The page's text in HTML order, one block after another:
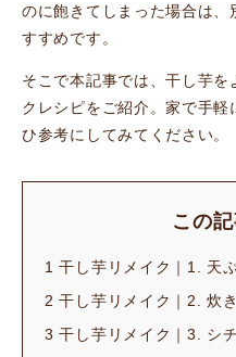
のに飽きてしまった場合は
すすめです。
そこで本記事では、干し芋
クレシピをご紹介。家で手
ひ参考にしてみてください。
この
1 干し芋リメイク｜1. 天
2 干し芋リメイク｜2. 炊
3 干し芋リメイク｜3. シ